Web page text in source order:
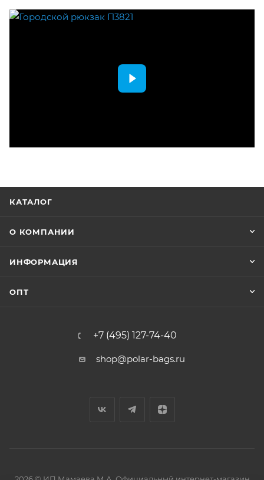
КАТАЛОГ
О КОМПАНИИ
ИНФОРМАЦИЯ
ОПТ
+7 (495) 127-74-40
shop@polar-bags.ru